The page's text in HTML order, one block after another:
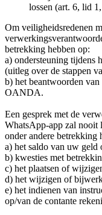
lossen (art. 6, lid
Om veiligheidsredenen
betrekking hebben op:
a) ondersteuning tijdens
(uitleg over de stappen
b) het beantwoorden
OANDA.
Een gesprek met de
WhatsApp-app zal nooit
onder andere betrekking
a) het saldo van uw geld
b) kwesties met
c) het plaatsen of
d) het wijzigen of
e) het indienen van
op/van de contante